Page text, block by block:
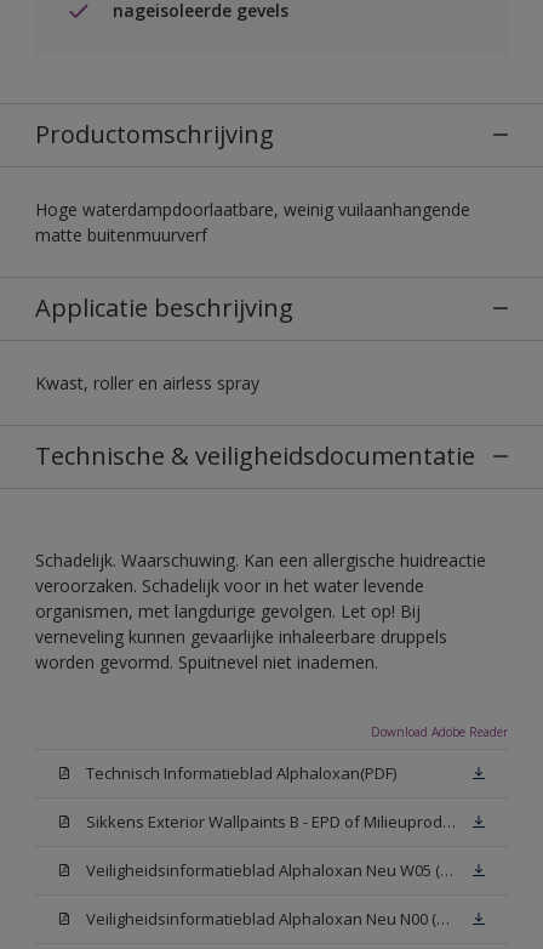
nageisoleerde gevels
Productomschrijving
Hoge waterdampdoorlaatbare, weinig vuilaanhangende
matte buitenmuurverf
Applicatie beschrijving
Kwast, roller en airless spray
Technische & veiligheidsdocumentatie
Schadelijk. Waarschuwing. Kan een allergische huidreactie
veroorzaken. Schadelijk voor in het water levende
organismen, met langdurige gevolgen. Let op! Bij
verneveling kunnen gevaarlijke inhaleerbare druppels
worden gevormd. Spuitnevel niet inademen.
Download Adobe Reader
Technisch Informatieblad Alphaloxan(PDF)
Sikkens Exterior Wallpaints B - EPD of Milieuproductverklaring
Veiligheidsinformatieblad Alphaloxan Neu W05 (MSDS)
Veiligheidsinformatieblad Alphaloxan Neu N00 (MSDS)